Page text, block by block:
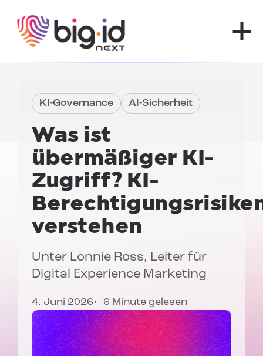
KI-Governance AI-Sicherheit
Was ist
übermäßiger KI-
Zugriff? KI-
verstehen
Unter Lonnie Ross, Leiter für
Digital Experience Marketing
4. Juni 2026 6 Minute gelesen